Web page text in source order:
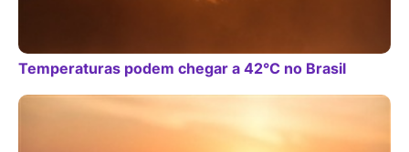
Temperaturas podem chegar a 42°C no Brasil